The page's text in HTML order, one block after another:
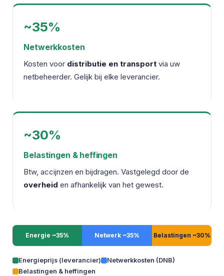
~35%
Netwerkkosten
Kosten voor distributie en transport via uw
netbeheerder. Gelijk bij elke leverancier.
~30%
Belastingen & heffingen
Btw, accijnzen en bijdragen. Vastgelegd door de
overheid en afhankelijk van het gewest.
Energie ~35% Netwerk ~35% Belastingen ~30%
Energieprijs (leverancier)
Netwerkkosten (DNB)
Belastingen & heffingen